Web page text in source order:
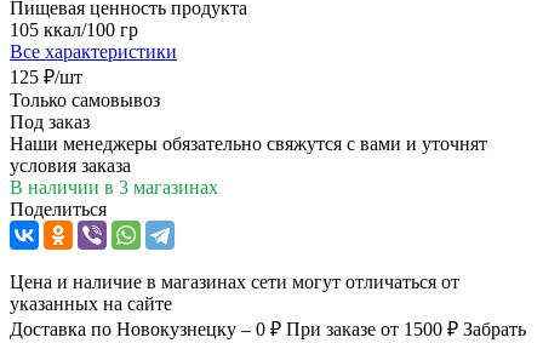
Пищевая ценность продукта
105 ккал/100 гр
Все характеристики
125 ₽/шт
Только самовывоз
Под заказ
Наши менеджеры обязательно свяжутся с вами и уточнят
условия заказа
В наличии в 3 магазинах
Поделиться
Цена и наличие в магазинах сети могут отличаться от
указанных на сайте
Доставка по Новокузнецку – 0 ₽ При заказе от 1500 ₽ Забрать